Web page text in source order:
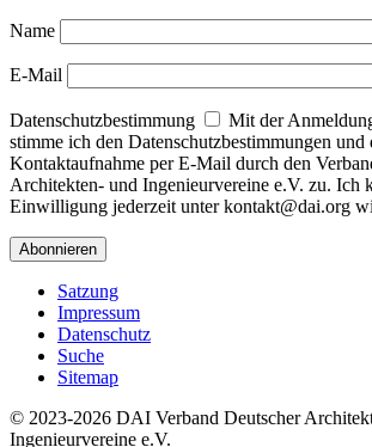
Name
E-Mail
Datenschutzbestimmung
Mit der
stimme ich den Datenschutzbestimmungen und
Kontaktaufnahme per E-Mail durch den
Architekten- und Ingenieurvereine e.V. zu. Ich
Einwilligung jederzeit unter kontakt@dai.org
Satzung
Impressum
Datenschutz
Suche
Sitemap
© 2023-2026 DAI Verband Deutscher
Ingenieurvereine e.V.